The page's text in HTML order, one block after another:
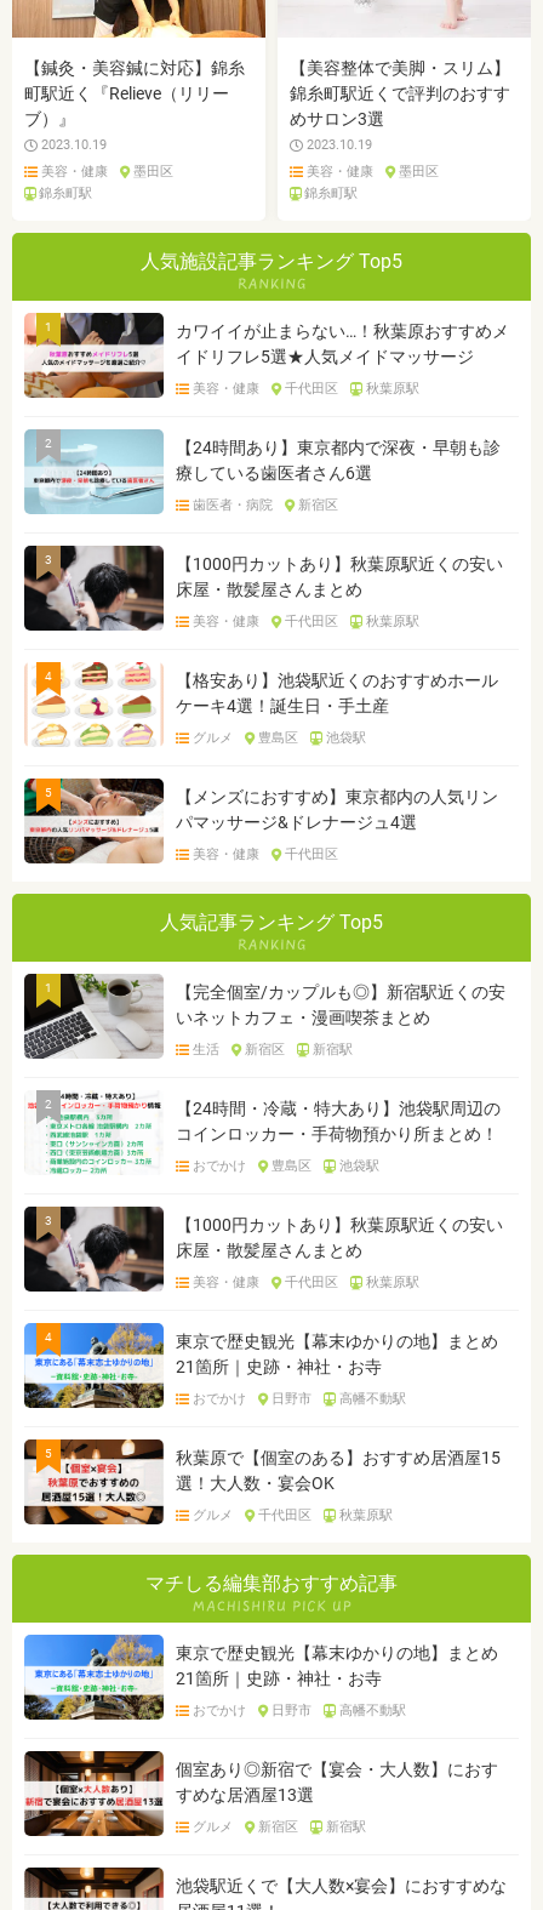
【鍼灸・美容鍼に対応】錦糸
町駅近く『Relieve（リリー
ブ）』
2023.10.19
美容・健康
墨田区
錦糸町駅
【美容整体で美脚・スリム】
錦糸町駅近くで評判のおすす
めサロン3選
2023.10.19
美容・健康
墨田区
錦糸町駅
人気施設記事ランキング Top5
1
カワイイが止まらない…！秋葉原おすすめメ
イドリフレ5選★人気メイドマッサージ
美容・健康 千代田区 秋葉原駅
2
【24時間あり】東京都内で深夜・早朝も診
療している歯医者さん6選
歯医者・病院 新宿区
3
【1000円カットあり】秋葉原駅近くの安い
床屋・散髪屋さんまとめ
美容・健康 千代田区 秋葉原駅
4
【格安あり】池袋駅近くのおすすめホール
ケーキ4選！誕生日・手土産
グルメ 豊島区 池袋駅
5
【メンズにおすすめ】東京都内の人気リン
パマッサージ&ドレナージュ4選
美容・健康 千代田区
人気記事ランキング Top5
1
【完全個室/カップルも◎】新宿駅近くの安
いネットカフェ・漫画喫茶まとめ
生活 新宿区 新宿駅
2
【24時間・冷蔵・特大あり】池袋駅周辺の
コインロッカー・手荷物預かり所まとめ！
おでかけ 豊島区 池袋駅
3
【1000円カットあり】秋葉原駅近くの安い
床屋・散髪屋さんまとめ
美容・健康 千代田区 秋葉原駅
4
東京で歴史観光【幕末ゆかりの地】まとめ
21箇所｜史跡・神社・お寺
おでかけ 日野市 高幡不動駅
5
秋葉原で【個室のある】おすすめ居酒屋15
選！大人数・宴会OK
グルメ 千代田区 秋葉原駅
マチしる編集部おすすめ記事
東京で歴史観光【幕末ゆかりの地】まとめ
21箇所｜史跡・神社・お寺
おでかけ 日野市 高幡不動駅
個室あり◎新宿で【宴会・大人数】におす
すめな居酒屋13選
グルメ 新宿区 新宿駅
池袋駅近くで【大人数×宴会】におすすめな